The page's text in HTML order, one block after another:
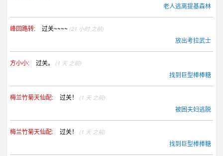
老人逃离提基森林
峰回路转: 过关~~~~ (21 小时 之前)
放出考拉武士
方小小: 过关。 (1 天 之前)
找到巨型棒棒糖
梅兰竹菊天仙配: 过关！ (1 天 之前)
被困夫妇逃脱
梅兰竹菊天仙配: 过关！ (1 天 之前)
找到巨型棒棒糖